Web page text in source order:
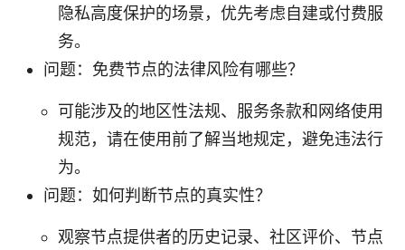
隐私高度保护的场景，优先考虑自建或付费服
务。
问题：免费节点的法律风险有哪些？
可能涉及的地区性法规、服务条款和网络使用
规范，请在使用前了解当地规定，避免违法行
为。
问题：如何判断节点的真实性？
观察节点提供者的历史记录、社区评价、节点